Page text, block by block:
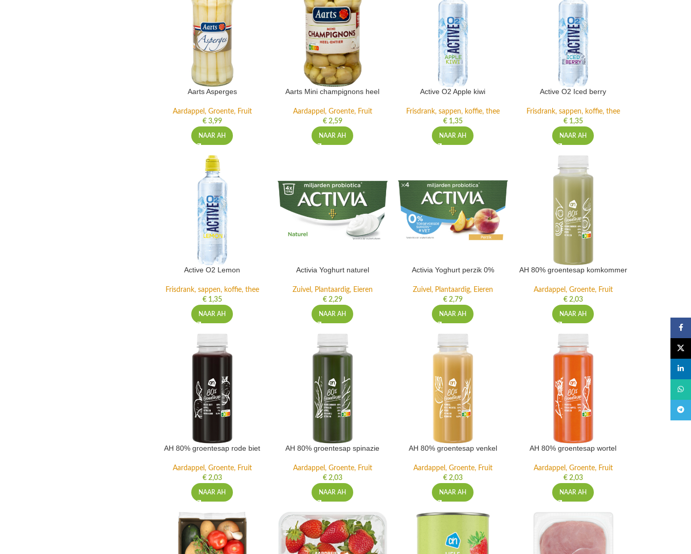
Aarts Asperges
Aardappel, Groente, Fruit
€3,99
NAAR AH
Aarts Mini champignons heel
Aardappel, Groente, Fruit
€2,59
NAAR AH
Active O2 Apple kiwi
Frisdrank, sappen, koffie, thee
€1,35
NAAR AH
Active O2 Iced berry
Frisdrank, sappen, koffie, thee
€1,35
NAAR AH
Active O2 Lemon
Frisdrank, sappen, koffie, thee
€1,35
NAAR AH
Activia Yoghurt naturel
Zuivel, Plantaardig, Eieren
€2,29
NAAR AH
Activia Yoghurt perzik 0%
Zuivel, Plantaardig, Eieren
€2,79
NAAR AH
AH 80% groentesap komkommer
Aardappel, Groente, Fruit
€2,03
NAAR AH
AH 80% groentesap rode biet
Aardappel, Groente, Fruit
€2,03
NAAR AH
AH 80% groentesap spinazie
Aardappel, Groente, Fruit
€2,03
NAAR AH
AH 80% groentesap venkel
Aardappel, Groente, Fruit
€2,03
NAAR AH
AH 80% groentesap wortel
Aardappel, Groente, Fruit
€2,03
NAAR AH